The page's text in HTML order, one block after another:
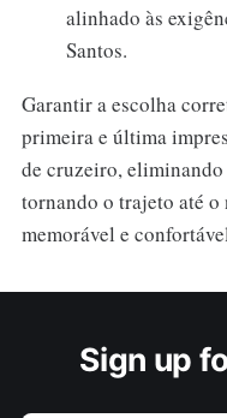
alinhado às
Santos.
Garantir a escolha
primeira e última
de cruzeiro,
tornando o trajeto até o
memorável e
Sign up